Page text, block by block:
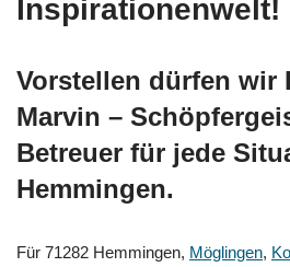
Inspirationenwelt!
Vorstellen dürfen wir
Marvin –
Betreuer für jede
Hemmingen.
Für 71282 Hemmingen, Möglingen,